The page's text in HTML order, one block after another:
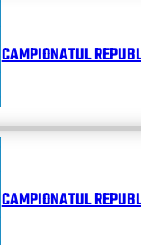
CAMPIONATUL
CAMPIONATUL